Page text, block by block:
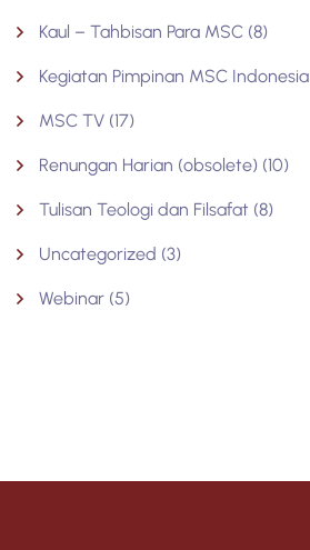
Kaul – Tahbisan Para MSC (8)
Kegiatan Pimpinan MSC Indonesia
MSC TV (17)
Renungan Harian (obsolete) (10)
Tulisan Teologi dan Filsafat (8)
Uncategorized (3)
Webinar (5)